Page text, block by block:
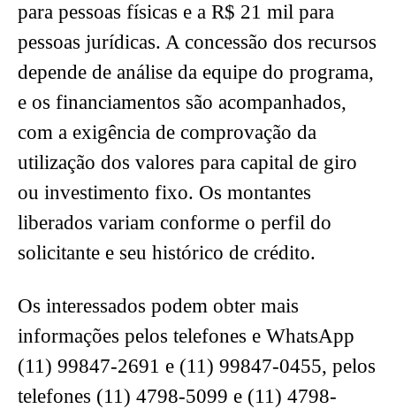
para pessoas físicas e a R$ 21 mil para
pessoas jurídicas. A concessão dos recursos
depende de análise da equipe do programa,
e os financiamentos são acompanhados,
com a exigência de comprovação da
utilização dos valores para capital de giro
ou investimento fixo. Os montantes
liberados variam conforme o perfil do
solicitante e seu histórico de crédito.
Os interessados podem obter mais
informações pelos telefones e WhatsApp
(11) 99847-2691 e (11) 99847-0455, pelos
telefones (11) 4798-5099 e (11) 4798-